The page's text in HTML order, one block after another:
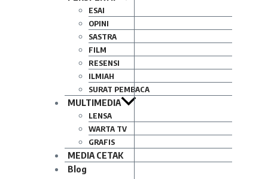
ESAI
OPINI
SASTRA
FILM
RESENSI
ILMIAH
SURAT PEMBACA
MULTIMEDIA
LENSA
WARTA TV
GRAFIS
MEDIA CETAK
Blog